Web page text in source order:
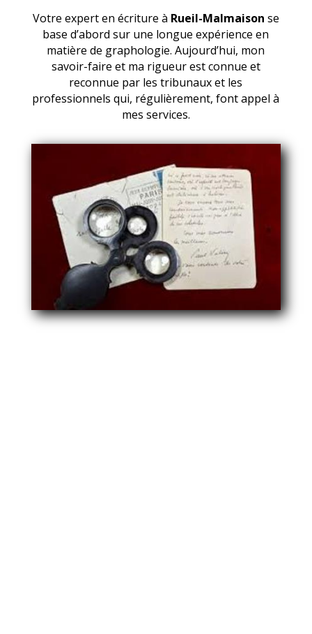
Votre expert en écriture à Rueil-Malmaison se
base d’abord sur une longue expérience en
matière de graphologie. Aujourd’hui, mon
savoir-faire et ma rigueur est connue et
reconnue par les tribunaux et les
professionnels qui, régulièrement, font appel à
mes services.